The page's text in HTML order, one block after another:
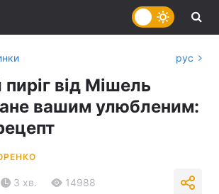
рус
від Мішель
вашим улюбленим:
3 хв. 14988